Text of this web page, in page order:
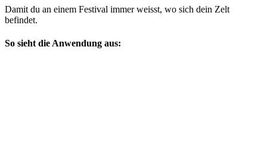
Damit du an einem Festival immer weisst, wo sich dein Zelt
befindet.
So sieht die Anwendung aus: